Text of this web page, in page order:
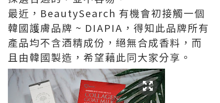
最近，BeautySearch 有機會初接觸一個
韓國護膚品牌 ~ DIAPIA，得知此品牌所有
產品均不含酒精成份，絕無合成香料，而
且由韓國製造，希望藉此同大家分享。